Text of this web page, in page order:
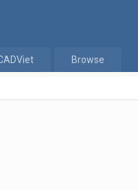
Browse